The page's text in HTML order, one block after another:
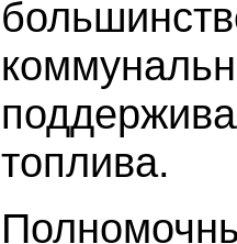
топлива.